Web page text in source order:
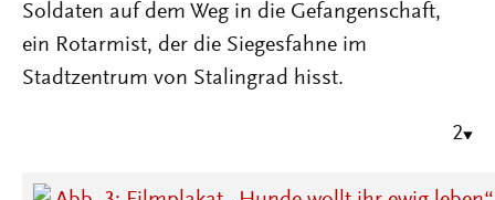
Soldaten auf dem Weg in die Gefangenschaft,
ein Rotarmist, der die Siegesfahne im
Stadtzentrum von Stalingrad hisst.
2